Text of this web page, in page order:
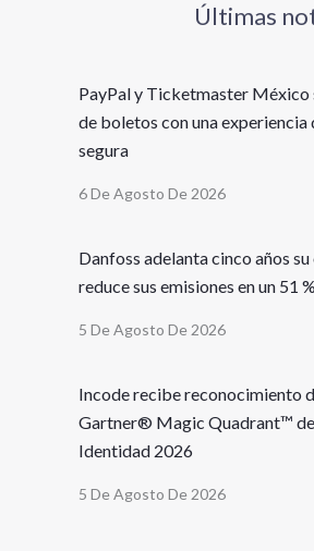
Últimas
PayPal y Ticketmaster
de boletos con una experiencia
segura
6 De Agosto De 2026
Danfoss adelanta cinco años
reduce sus emisiones en un 51 %
5 De Agosto De 2026
Incode recibe reconocimiento
Gartner® Magic Quadrant™
Identidad 2026
5 De Agosto De 2026